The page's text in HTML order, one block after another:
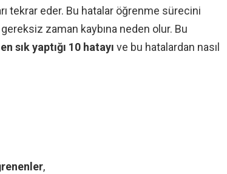
tekrar eder. Bu hatalar öğrenme sürecini
zaman kaybına neden olur. Bu
sık yaptığı 10 hatayı ve bu hatalardan nasıl
,